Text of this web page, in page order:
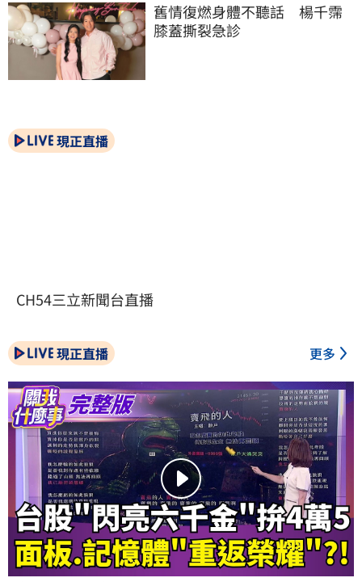
舊情復燃身體不聽話　楊千霈
膝蓋撕裂急診
現正直播
CH54三立新聞台直播
現正直播 更多